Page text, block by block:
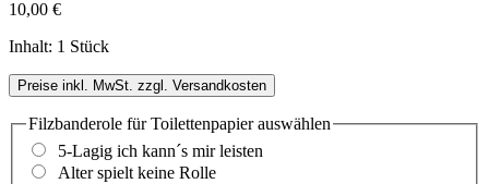
10,00 €
Inhalt: 1 Stück
Preise inkl. MwSt. zzgl. Versandkosten
Filzbanderole für Toilettenpapierauswählen
5-Lagig ich kann´s mir leisten
Alter spielt keine Rolle